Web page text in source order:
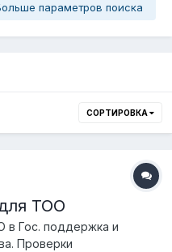
параметров поиска
СОРТИРОВКА
ТОО
в Гос. поддержка и
Проверки